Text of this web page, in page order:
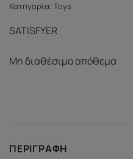
Κατηγορία: Toys
SATISFYER
Μη διαθέσιμο απόθεμα
ΠΕΡΙΓΡΑΦΉ